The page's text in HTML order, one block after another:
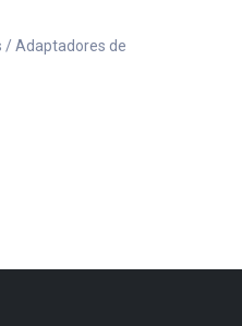
/ Adaptadores de